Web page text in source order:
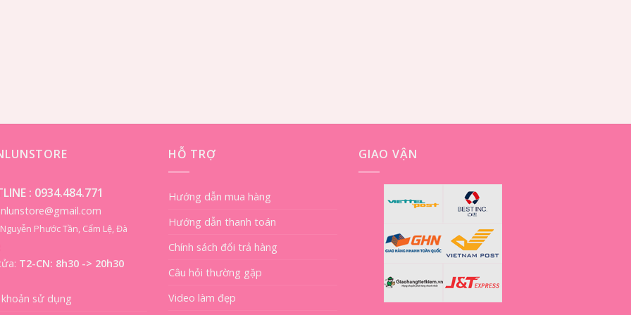
: 0934.484.771
Phước Tần, Cẩm Lệ, Đà
T2-CN: 8h30 -> 20h30
sử dụng
HỖ TRỢ
Hướng dẫn mua hàng
Hướng dẫn thanh toán
Chính sách đổi trả hàng
Câu hỏi thường gặp
Video làm đẹp
GIAO VẬN